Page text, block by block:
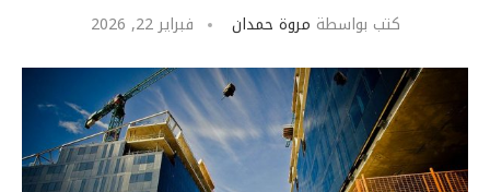
كتب بواسطة مروة حمدان فبراير 22, 2026